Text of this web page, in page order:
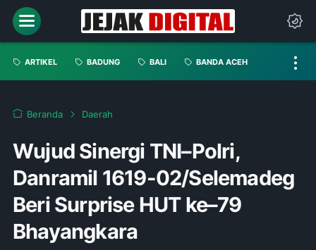
ARTIKEL BADUNG BALI BANDA ACEH
Beranda Daerah
Wujud Sinergi TNI–Polri,
Danramil 1619-02/Selemadeg
Beri Surprise HUT ke–79
Bhayangkara